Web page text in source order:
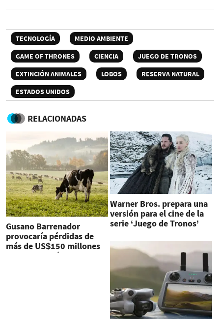
TECNOLOGÍA
MEDIO AMBIENTE
GAME OF THRONES
CIENCIA
JUEGO DE TRONOS
EXTINCIÓN ANIMALES
LOBOS
RESERVA NATURAL
ESTADOS UNIDOS
RELACIONADAS
Gusano Barrenador
provocaría pérdidas de
más de US$150 millones
en Centroamérica
Warner Bros. prepara una
versión para el cine de la
serie ‘Juego de Tronos’